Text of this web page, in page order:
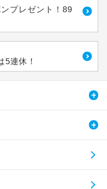
プレゼント！89
連休！